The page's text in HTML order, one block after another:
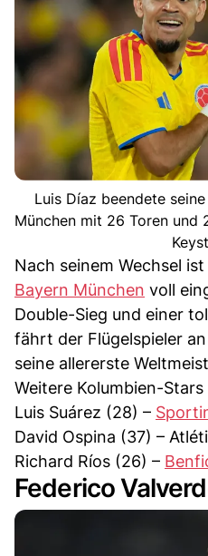
Luis Díaz beendete
München mit 26 Toren und
Nach seinem Wechsel
Bayern München voll
Double-Sieg und einer
fährt der Flügelspieler
seine allererste
Weitere Kolumbien-Stars
Luis Suárez (28) –
David Ospina (37) –
Richard Ríos (26) –
Federico